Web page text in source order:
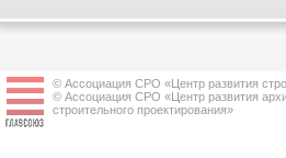
© Ассоциация СРО «Центр развития
© Ассоциация СРО «Центр развития
строительного проектирования»